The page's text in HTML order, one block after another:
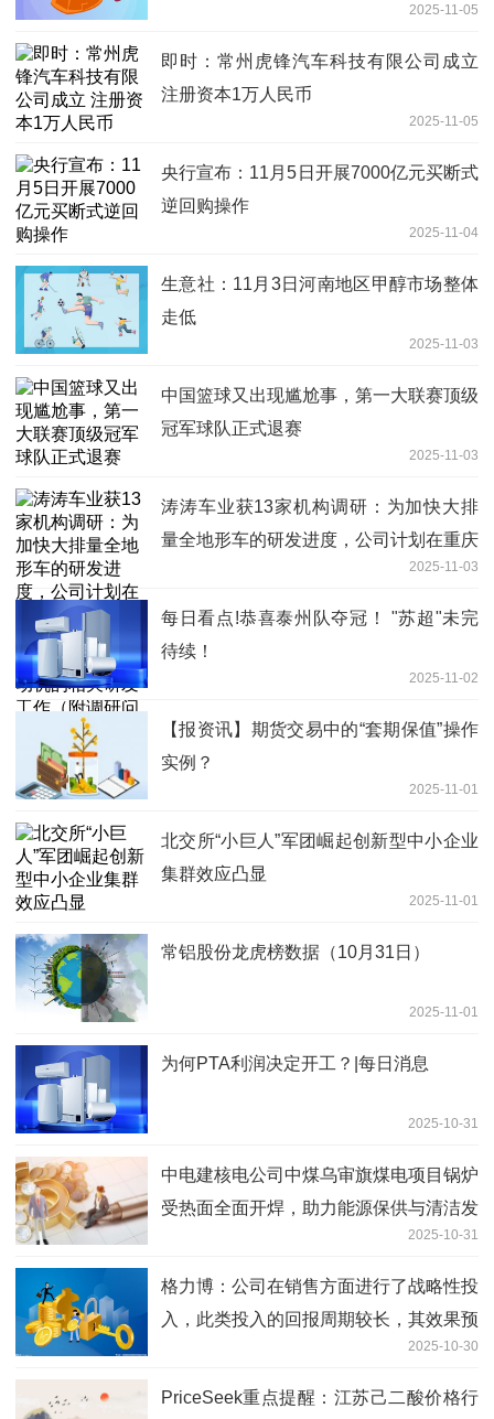
2025-11-05
即时：常州虎锋汽车科技有限公司成立
注册资本1万人民币
2025-11-05
央行宣布：11月5日开展7000亿元买断式
逆回购操作
2025-11-04
生意社：11月3日河南地区甲醇市场整体
走低
2025-11-03
中国篮球又出现尴尬事，第一大联赛顶级
冠军球队正式退赛
2025-11-03
涛涛车业获13家机构调研：为加快大排
量全地形车的研发进度，公司计划在重庆
设立研究院，主要进行大排量全地形车发
动机的相关研发工作（附调研问答）_焦
点快看
2025-11-03
每日看点!恭喜泰州队夺冠！ "苏超"未完
待续！
2025-11-02
【报资讯】期货交易中的“套期保值”操作
实例？
2025-11-01
北交所“小巨人”军团崛起创新型中小企业
集群效应凸显
2025-11-01
常铝股份龙虎榜数据（10月31日）
2025-11-01
为何PTA利润决定开工？|每日消息
2025-10-31
中电建核电公司中煤乌审旗煤电项目锅炉
受热面全面开焊，助力能源保供与清洁发
2025-10-31
格力博：公司在销售方面进行了战略性投
入，此类投入的回报周期较长，其效果预
计将在未来数年内逐步释放，因此难以在
当期完全转化为营业收入
2025-10-30
PriceSeek重点提醒：江苏己二酸价格行